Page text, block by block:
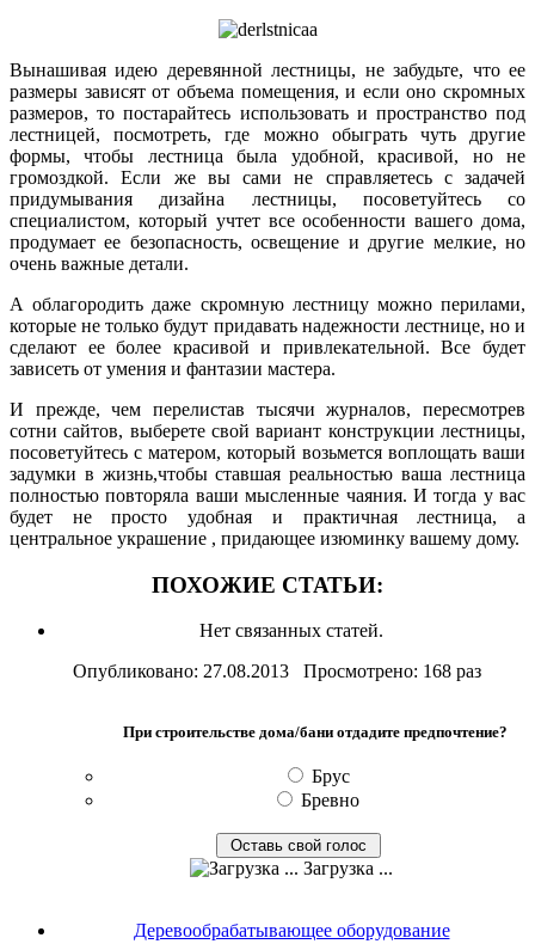
Вынашивая идею деревянной лестницы, не забудьте, что ее
размеры зависят от объема помещения, и если оно скромных
размеров, то постарайтесь использовать и пространство под
лестницей, посмотреть, где можно обыграть чуть другие
формы, чтобы лестница была удобной, красивой, но не
громоздкой. Если же вы сами не справляетесь с задачей
придумывания дизайна лестницы, посоветуйтесь со
специалистом, который учтет все особенности вашего дома,
продумает ее безопасность, освещение и другие мелкие, но
очень важные детали.
А облагородить даже скромную лестницу можно перилами,
которые не только будут придавать надежности лестнице, но и
сделают ее более красивой и привлекательной. Все будет
зависеть от умения и фантазии мастера.
И прежде, чем перелистав тысячи журналов, пересмотрев
сотни сайтов, выберете свой вариант конструкции лестницы,
посоветуйтесь с матером, который возьмется воплощать ваши
задумки в жизнь,чтобы ставшая реальностью ваша лестница
полностью повторяла ваши мысленные чаяния. И тогда у вас
будет не просто удобная и практичная лестница, а
центральное украшение , придающее изюминку вашему дому.
ПОХОЖИЕ СТАТЬИ:
Нет связанных статей.
Опубликовано: 27.08.2013 Просмотрено: 168 раз
При строительстве дома/бани отдадите предпочтение?
Брус
Бревно
Загрузка ...
Деревообрабатывающее оборудование